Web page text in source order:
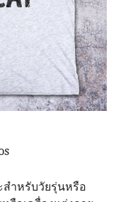
สำหรับวัยรุ่นหรือ